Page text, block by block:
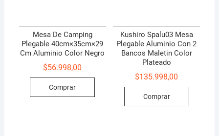
Mesa De Camping
Plegable 40cm×35cm×29
Cm Aluminio Color Negro
$56.998,00
Comprar
Kushiro Spalu03 Mesa
Plegable Aluminio Con 2
Bancos Maletin Color
Plateado
$135.998,00
Comprar